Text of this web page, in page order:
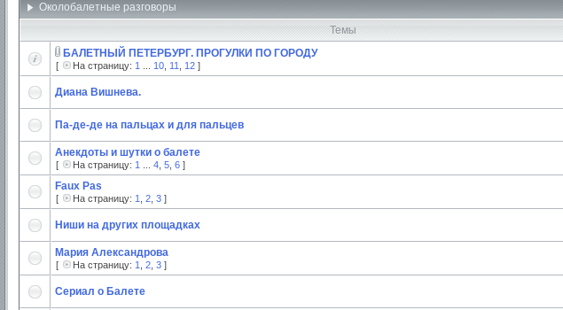
Околобалетные разговоры
Темы
БАЛЕТНЫЙ ПЕТЕРБУРГ. ПРОГУЛКИ ПО ГОРОДУ
[ На страницу: 1 10 11 12 ]
Диана Вишнева.
Па-де-де на пальцах и для пальцев
Анекдоты и шутки о балете
[ На страницу: 1 4 5 6 ]
Faux Pas
[ На страницу: 1 2 3 ]
Ниши на других площадках
Мария Александрова
[ На страницу: 1 2 3 ]
Сериал о Балете